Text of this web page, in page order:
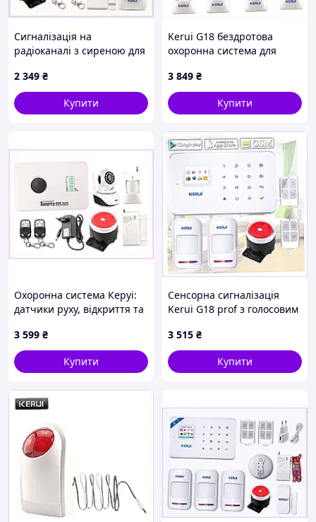
Сигналізація на
радіоканалі з сиреною для
155723M6KC
2 349 ₴
Купити
Kerui G18 бездротова
охоронна система для
B15798X60
3 849 ₴
Купити
Охоронна система Керуі:
датчики руху, відкриття та
3 599 ₴
Купити
Сенсорна сигналізація
Kerui G18 prof з голосовим
3 515 ₴
Купити